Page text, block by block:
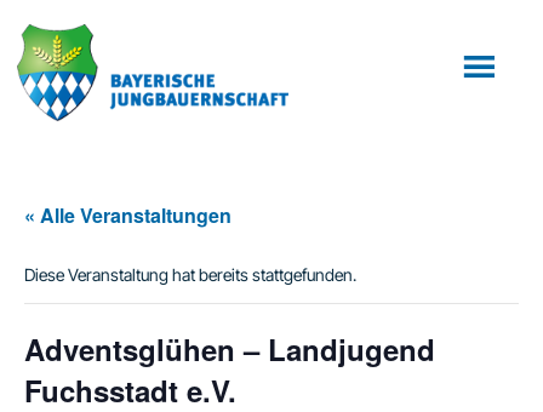
Inhalt
springen
Fußzeile
springen
« Alle Veranstaltungen
Diese Veranstaltung hat bereits stattgefunden.
Adventsglühen – Landjugend
Fuchsstadt e.V.